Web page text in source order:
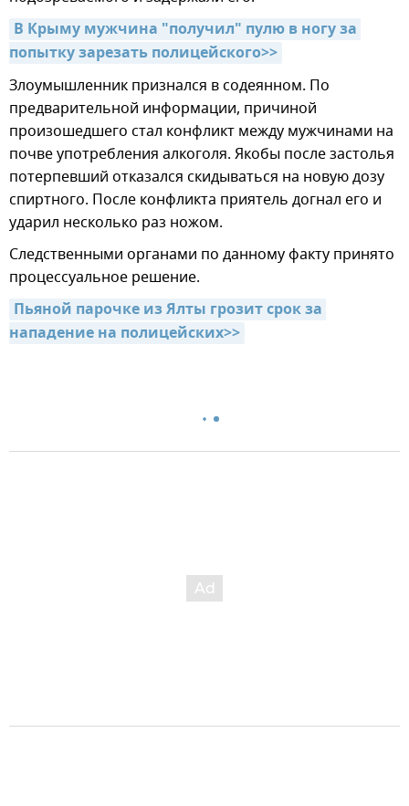
В Крыму мужчина "получил" пулю в ногу за
попытку зарезать полицейского>>
Злоумышленник признался в содеянном. По
предварительной информации, причиной
произошедшего стал конфликт между мужчинами на
почве употребления алкоголя. Якобы после застолья
потерпевший отказался скидываться на новую дозу
спиртного. После конфликта приятель догнал его и
ударил несколько раз ножом.
Следственными органами по данному факту принято
процессуальное решение.
Пьяной парочке из Ялты грозит срок за
нападение на полицейских>>